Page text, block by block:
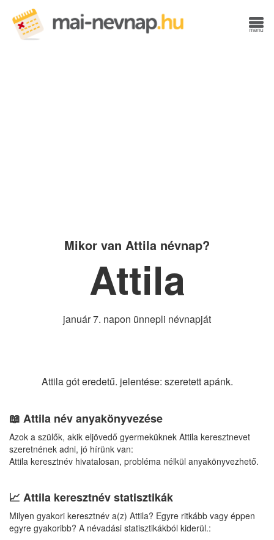
Mikor van Attila névnap?
Attila
január 7. napon ünnepli névnapját
Attila gót eredetű. jelentése: szeretett apánk.
📖 Attila név anyakönyvezése
Azok a szülők, akik eljövedő gyermeküknek Attila keresztnevet
szeretnének adni, jó hírünk van:
Attila keresztnév hivatalosan, probléma nélkül anyakönyvezhető.
📈 Attila keresztnév statisztikák
Milyen gyakori keresztnév a(z) Attila? Egyre ritkább vagy éppen
egyre gyakoribb? A névadási statisztikákból kiderül.: